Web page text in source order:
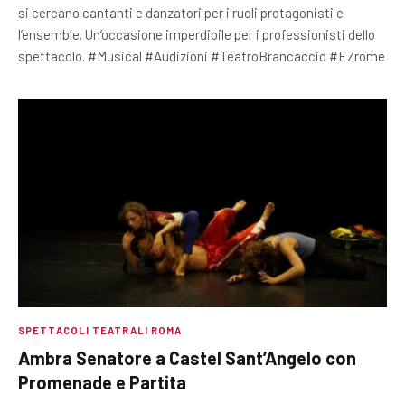
si cercano cantanti e danzatori per i ruoli protagonisti e
l’ensemble. Un’occasione imperdibile per i professionisti dello
spettacolo. #Musical #Audizioni #TeatroBrancaccio #EZrome
SPETTACOLI TEATRALI ROMA
Ambra Senatore a Castel Sant’Angelo con
Promenade e Partita